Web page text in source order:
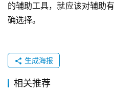
的辅助工具，就应该对辅助
确选择。
生成海报
相关推荐